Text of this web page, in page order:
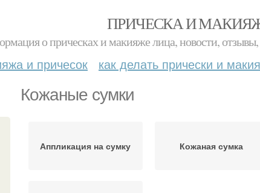
ПРИЧЕСКА И
о прическах и макияже лица, новости,
и причесок как делать прически и
Кожаные сумки
Аппликация на сумку Кожаная сумка